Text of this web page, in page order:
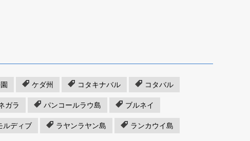
ケダ州 コタキナバル コタバル
ガラ パンコールラウ島 ブルネイ
ルディブ ラヤンラヤン島 ランカウイ島